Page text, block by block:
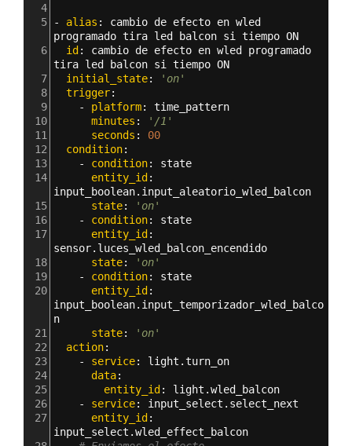
4
5
- alias : cambio de efecto en wled
programado tira led balcon si tiempo ON
6
  id
: cambio de efecto en wled programado
tira led balcon si tiempo ON
7
  initial_state
:
'on'
8
  trigger
:
9
- platform: time_pattern
10
minutes :
'/1'
11
seconds : 00
12
  condition
:
13
- condition: state
14
entity_id
input_boolean.input_aleatorio_wled_balcon
15
state:
'on'
16
- condition: state
17
entity_id
sensor.luces_wled_balcon_encendido
18
state:
'on'
19
- condition: state
20
entity_id
input_boolean.input_temporizador_wled_balco
n
21
state:
'on'
22
  action
:
23
- service: light.turn_on
24
data:
25
entity_id : light.wled_balcon
26
- service: input_select.select_next
27
entity_id
input_select.wled_effect_balcon